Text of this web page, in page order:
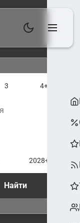
3 4+
2028+
Найти